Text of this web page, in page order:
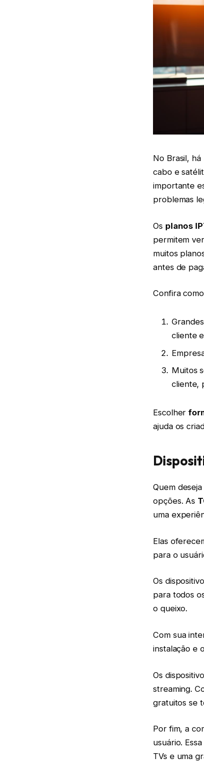
No Brasil,
cabo e
importante
problemas
Os planos
permitem
muitos
antes de
Confira
cliente
Muitos
cliente,
Escolher
ajuda os
Quem
opções. As
uma
Elas
para o
Os
para todos
o queixo.
Com sua
instalação e
Os
streaming.
gratuitos se
Por fim, a
usuário.
TVs e uma